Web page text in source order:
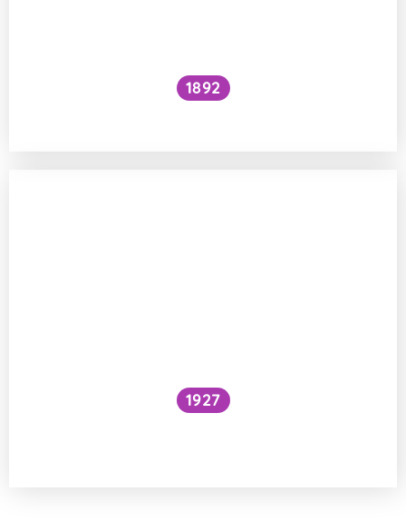
1892
1927